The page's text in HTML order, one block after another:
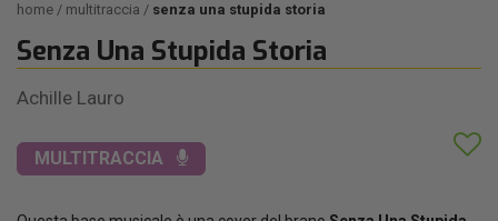
home multitraccia senza una stupida storia
Senza Una Stupida Storia
Achille Lauro
MULTITRACCIA